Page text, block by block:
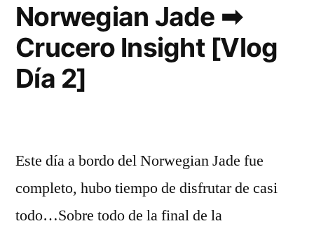
3]
Norwegian Jade ➡
Crucero Insight [Vlog
Día 2]
Este día a bordo del Norwegian Jade fue
completo, hubo tiempo de disfrutar de casi
todo…Sobre todo de la final de la